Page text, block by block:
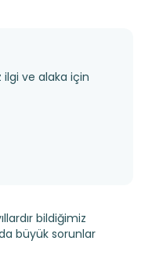
ve alaka için
bildiğimiz
büyük sorunlar